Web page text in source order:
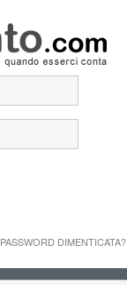
PASSWORD DIMENTICATA?